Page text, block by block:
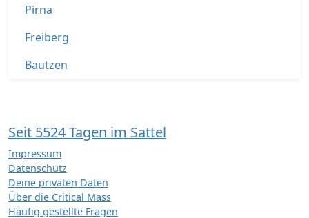
Pirna
Freiberg
Bautzen
Seit 5524 Tagen im Sattel
Impressum
Datenschutz
Deine privaten Daten
Über die Critical Mass
Häufig gestellte Fragen